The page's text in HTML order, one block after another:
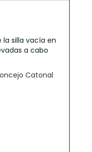
la silla vacía en
a cabo
Catonal